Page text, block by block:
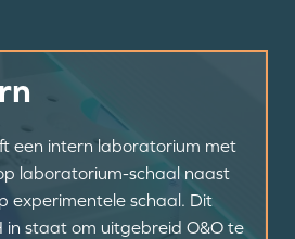
een intern laboratorium met
laboratorium-schaal naast
experimentele schaal. Dit
in staat om uitgebreid O&O te